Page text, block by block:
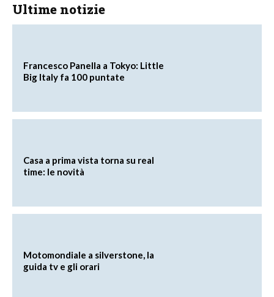
Ultime notizie
Francesco Panella a Tokyo: Little
Big Italy fa 100 puntate
Casa a prima vista torna su real
time: le novità
Motomondiale a silverstone, la
guida tv e gli orari